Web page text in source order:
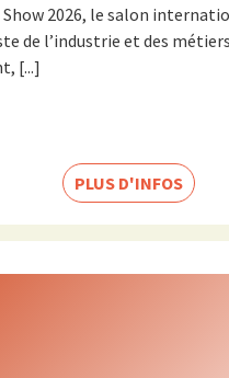
Show 2026, le salon
de l’industrie et des
[...]
PLUS D'INFOS